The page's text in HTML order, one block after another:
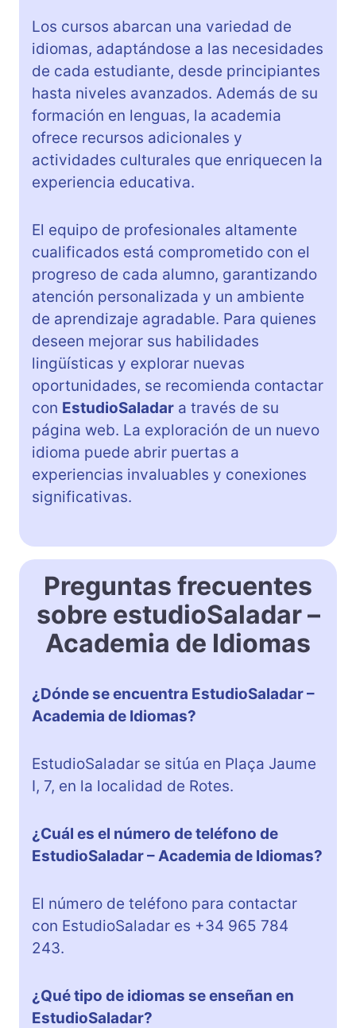
Los cursos abarcan una variedad de
idiomas, adaptándose a las necesidades
de cada estudiante, desde principiantes
hasta niveles avanzados. Además de su
formación en lenguas, la academia
ofrece recursos adicionales y
actividades culturales que enriquecen la
experiencia educativa.
El equipo de profesionales altamente
cualificados está comprometido con el
progreso de cada alumno, garantizando
atención personalizada y un ambiente
de aprendizaje agradable. Para quienes
deseen mejorar sus habilidades
lingüísticas y explorar nuevas
oportunidades, se recomienda contactar
con EstudioSaladar a través de su
página web. La exploración de un nuevo
idioma puede abrir puertas a
experiencias invaluables y conexiones
significativas.
Preguntas frecuentes
sobre estudioSaladar –
Academia de Idiomas
¿Dónde se encuentra EstudioSaladar –
Academia de Idiomas?
EstudioSaladar se sitúa en Plaça Jaume
I, 7, en la localidad de Rotes.
¿Cuál es el número de teléfono de
EstudioSaladar – Academia de Idiomas?
El número de teléfono para contactar
con EstudioSaladar es +34 965 784
243.
¿Qué tipo de idiomas se enseñan en
EstudioSaladar?